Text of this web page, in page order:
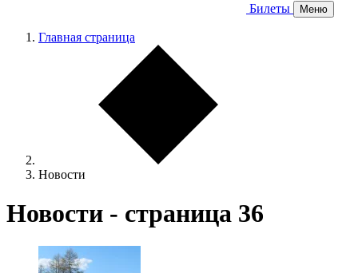
Билеты Меню
Главная страница
Новости
Новости - страница 36